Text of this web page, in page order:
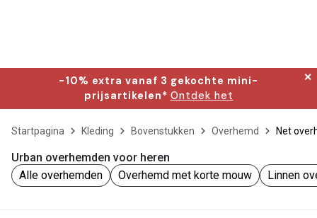
-10% extra vanaf 3 gekochte mini-
prijsartikelen* Ontdek het
✕
Startpagina Kleding Bovenstukken Overhemd Net
Urban overhemden voor heren
Alle overhemden
Overhemd met korte mouw Linnen